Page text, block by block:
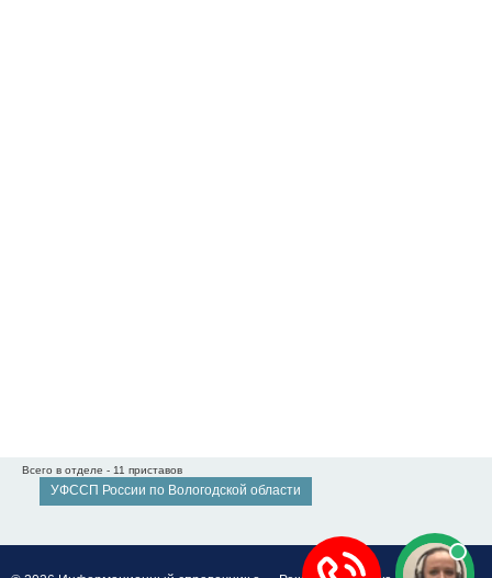
Всего в отделе - 11 приставов
УФССП России по Вологодской области